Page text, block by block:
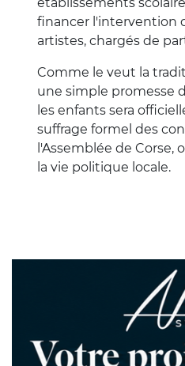
financer l'intervention
artistes, chargés de
Comme le veut la
une simple promesse
les enfants sera
suffrage formel des
l'Assemblée de
la vie politique locale.